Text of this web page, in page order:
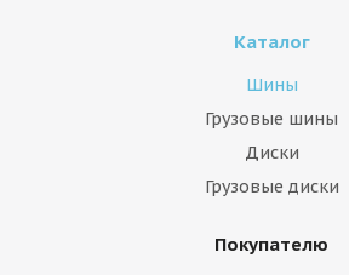
Каталог
Шины
Грузовые шины
Диски
Грузовые диски
Покупателю